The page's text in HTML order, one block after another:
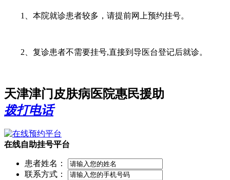
1、本院就诊患者较多，请提前网上预约挂号。
2、复诊患者不需要挂号,直接到导医台登记后就诊。
天津津门皮肤病医院惠民援助
拨打电话
在线自助挂号平台
患者姓名：
联系方式：